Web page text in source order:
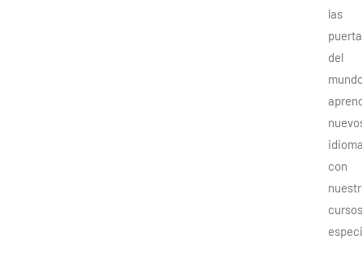
las
del
con
cursos